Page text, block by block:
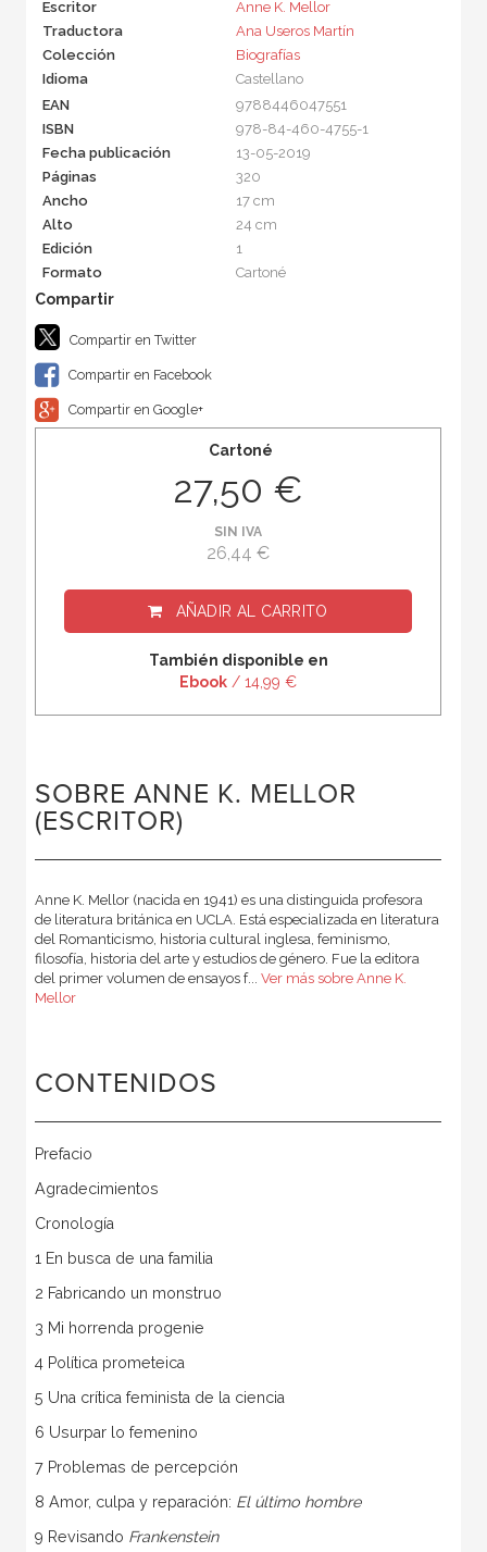
Escritor
Anne K. Mellor
Traductora
Ana Useros Martín
Colección
Biografías
Idioma
Castellano
EAN
9788446047551
ISBN
978-84-460-4755-1
Fecha publicación
13-05-2019
Páginas
320
Ancho
17 cm
Alto
24 cm
Edición
1
Formato
Cartoné
Compartir en Twitter
Compartir en Facebook
Compartir en Google+
Cartoné
27,50 €
SIN IVA
26,44 €
AÑADIR AL CARRITO
También disponible en
Ebook / 14,99 €
SOBRE ANNE K. MELLOR
(ESCRITOR)
Anne K. Mellor (nacida en 1941) es una distinguida profesora
de literatura británica en UCLA. Está especializada en literatura
del Romanticismo, historia cultural inglesa, feminismo,
filosofía, historia del arte y estudios de género. Fue la editora
del primer volumen de ensayos f... Ver más sobre Anne K.
Mellor
CONTENIDOS
Prefacio
Agradecimientos
Cronología
1 En busca de una familia
2 Fabricando un monstruo
3 Mi horrenda progenie
4 Política prometeica
5 Una crítica feminista de la ciencia
6 Usurpar lo femenino
7 Problemas de percepción
8 Amor, culpa y reparación: El último hombre
9 Revisando Frankenstein